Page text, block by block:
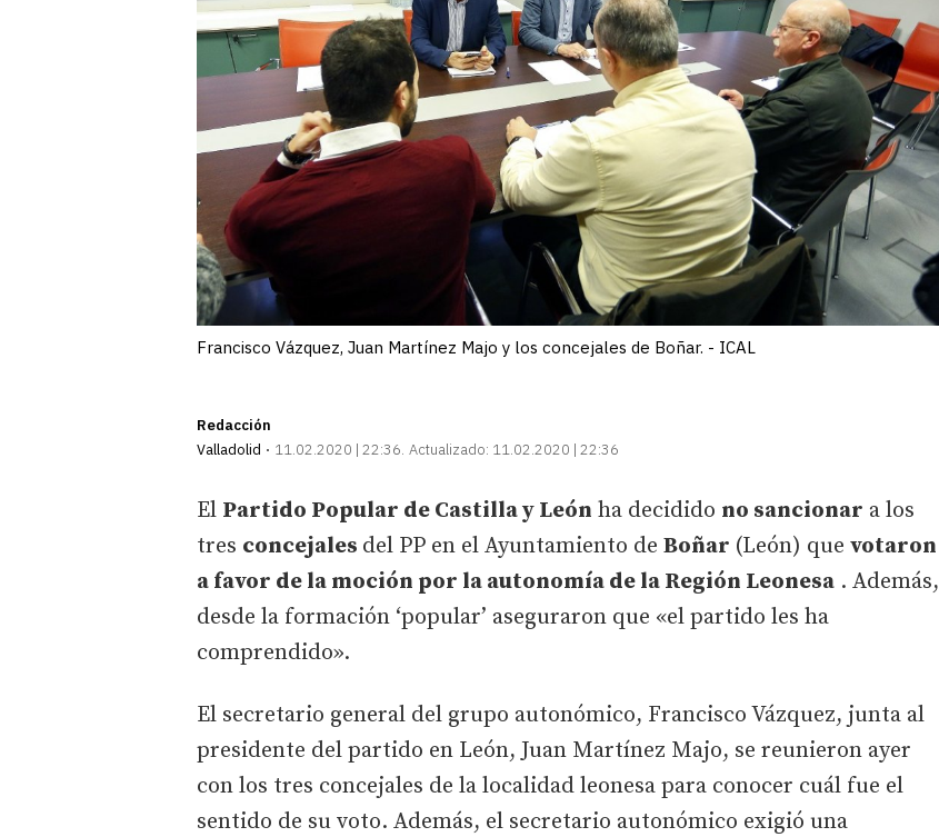
Francisco Vázquez, Juan Martínez Majo y los concejales de Boñar. - ICAL
Redacción
Valladolid
11.02.2020 | 22:36 Actualizado: 11.02.2020 | 22:36
El Partido Popular de Castilla y León ha decidido no sancionar a los
tres concejales del PP en el Ayuntamiento de Boñar (León) que votaron
a favor de la moción por la autonomía de la Región Leonesa . Además,
desde la formación ‘popular’ aseguraron que «el partido les ha
comprendido».
El secretario general del grupo autonómico, Francisco Vázquez, junta al
presidente del partido en León, Juan Martínez Majo, se reunieron ayer
con los tres concejales de la localidad leonesa para conocer cuál fue el
sentido de su voto. Además, el secretario autonómico exigió una